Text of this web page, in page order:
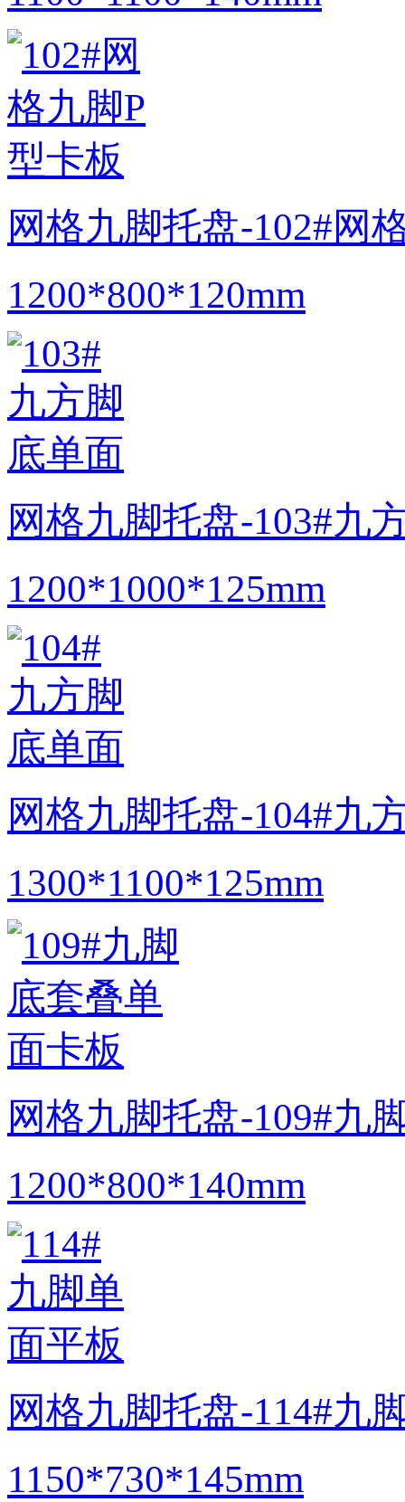
网格九脚托盘-102#网
1200*800*120mm
网格九脚托盘-103#九
1200*1000*125mm
网格九脚托盘-104#九
1300*1100*125mm
网格九脚托盘-109#九
1200*800*140mm
网格九脚托盘-114#九
1150*730*145mm